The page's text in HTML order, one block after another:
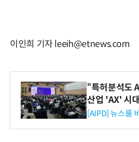
이인희 기자 leeih@etnews.com
“특허분석도
산업 'AX' 시
재산처 1호 AI
[AIPD] 뉴스룸